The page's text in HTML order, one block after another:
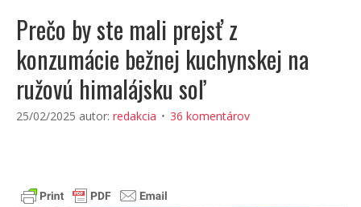
Prečo by ste mali prejsť z
konzumácie bežnej kuchynskej na
ružovú himalájsku soľ
25/02/2025 autor: redakcia 36 komentárov